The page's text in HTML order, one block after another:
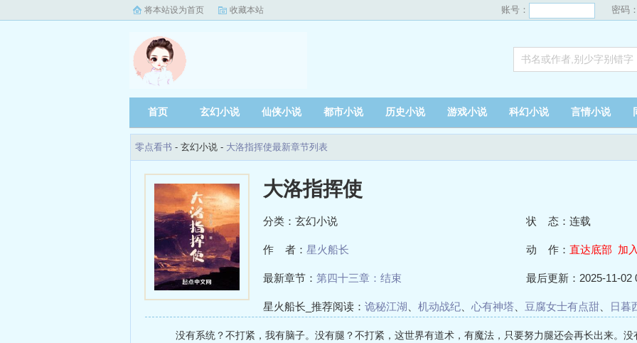
将本站设为首页 收藏本站 账号： 密码
首页 玄幻小说 仙侠小说 都市小说 历史小说 游戏小说 科幻小说 言情小说
零点看书 - 玄幻小说 - 大洛指挥使最新章节列表
大洛指挥使
分类：玄幻小说 状 态：连载
作 者： 星火船长 动 作： 直达底部 加
最新章节： 第四十三章：结束 最后更新：2025-11-02
星火船长_推荐阅读： 诡秘江湖 机动战纪 心有神塔 豆腐女士有点甜
日暮
没有系统？不打紧，我有脑子。没有腿？不打紧，这世界有道术，有魔法，只要努力腿还会再长出来。